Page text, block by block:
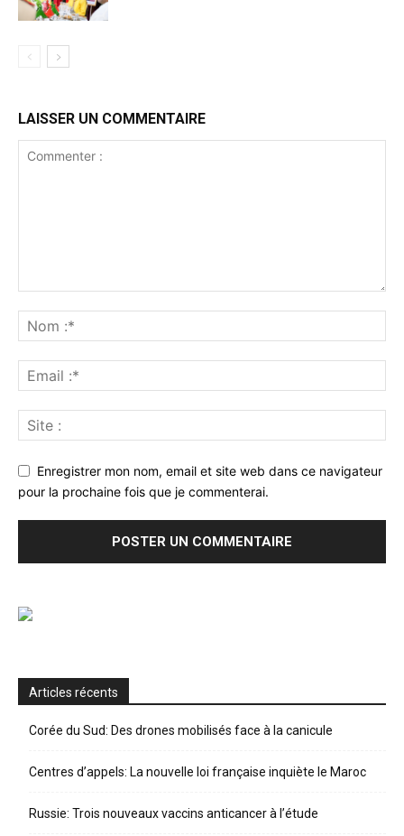
LAISSER UN COMMENTAIRE
Enregistrer mon nom, email et site web dans ce navigateur
pour la prochaine fois que je commenterai.
Articles récents
Corée du Sud: Des drones mobilisés face à la canicule
Centres d’appels: La nouvelle loi française inquiète le Maroc
Russie: Trois nouveaux vaccins anticancer à l’étude